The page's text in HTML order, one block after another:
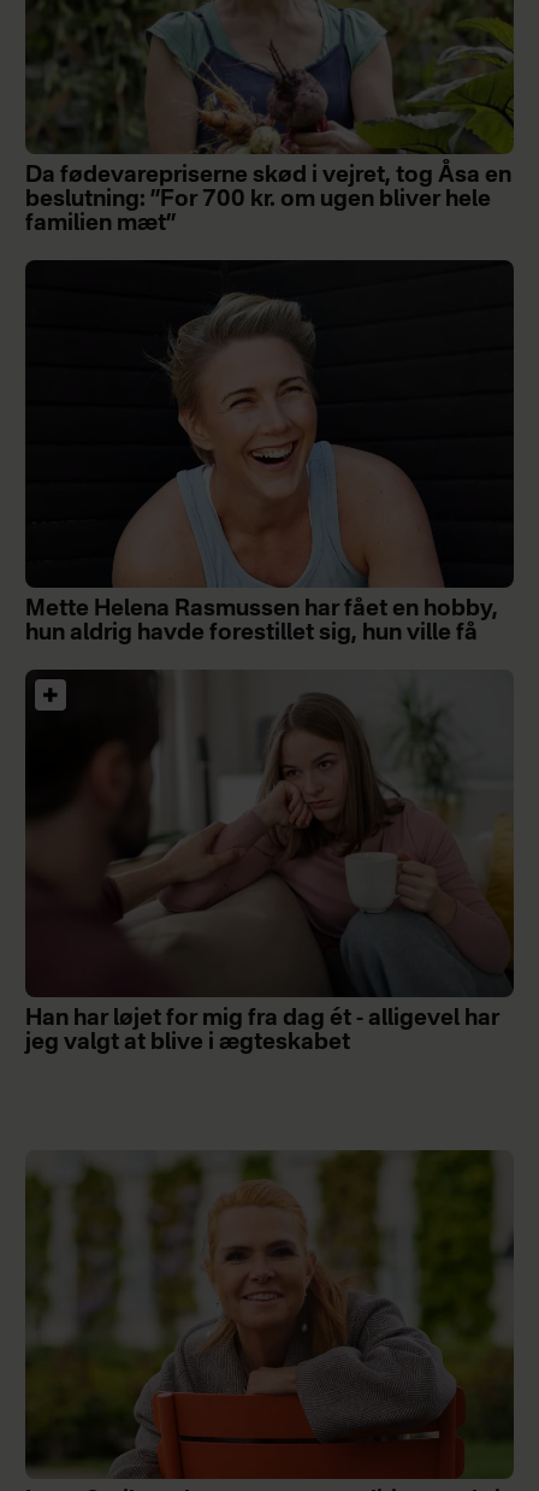
Da fødevarepriserne skød i vejret, tog Åsa en
beslutning: ”For 700 kr. om ugen bliver hele
familien mæt”
Mette Helena Rasmussen har fået en hobby,
hun aldrig havde forestillet sig, hun ville få
Han har løjet for mig fra dag ét - alligevel har
jeg valgt at blive i ægteskabet